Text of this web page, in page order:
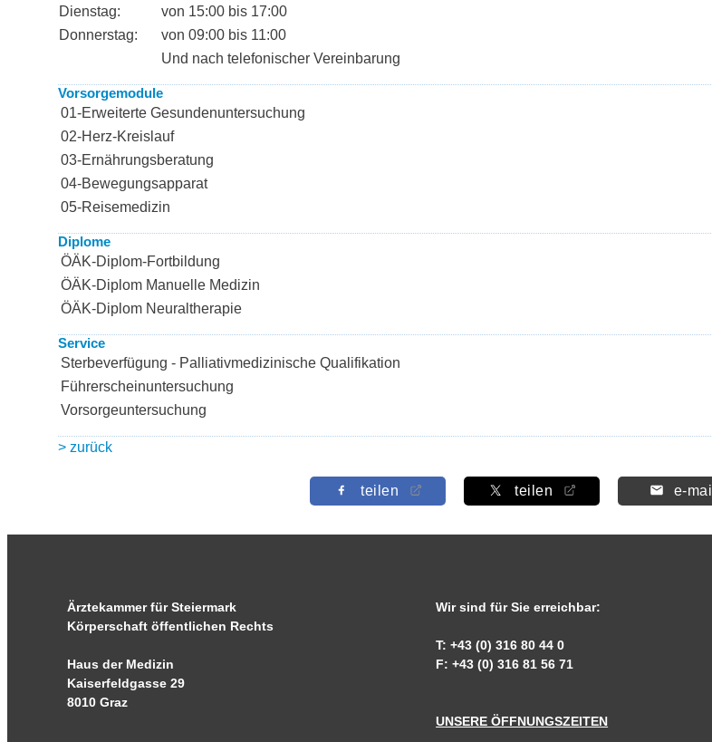
Dienstag:
von 15:00 bis 17:00
Donnerstag:
von 09:00 bis 11:00
Und nach telefonischer Vereinbarung
Vorsorgemodule
01-Erweiterte Gesundenuntersuchung
02-Herz-Kreislauf
03-Ernährungsberatung
04-Bewegungsapparat
05-Reisemedizin
Diplome
ÖÄK-Diplom-Fortbildung
ÖÄK-Diplom Manuelle Medizin
ÖÄK-Diplom Neuraltherapie
Service
Sterbeverfügung - Palliativmedizinische Qualifikation
Führerscheinuntersuchung
Vorsorgeuntersuchung
> zurück
teilen teilen e-mail
Ärztekammer für Steiermark
Körperschaft öffentlichen Rechts
Haus der Medizin
Kaiserfeldgasse 29
8010 Graz
Wir sind für Sie erreichbar:
T: +43 (0) 316 80 44 0
F: +43 (0) 316 81 56 71
UNSERE ÖFFNUNGSZEITEN